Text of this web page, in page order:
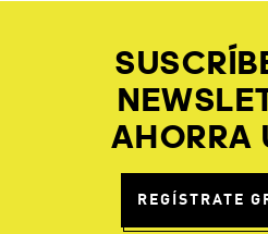
AHORRA
REGÍSTRATE